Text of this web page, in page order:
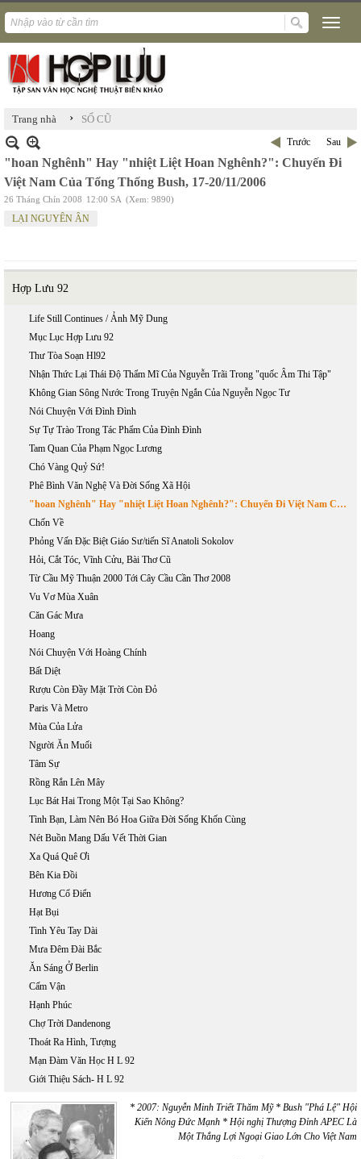
Trang nhà › SỐ CŨ
Trước Sau
"hoan Nghênh" Hay "nhiệt Liệt Hoan Nghênh?": Chuyến Đi
Việt Nam Của Tổng Thống Bush, 17-20/11/2006
26 Tháng Chín 2008 12:00 SA (Xem: 9890)
LẠI NGUYÊN ÂN
Hợp Lưu 92
Life Still Continues / Ảnh Mỹ Dung
Mục Lục Hợp Lưu 92
Thư Tòa Soạn Hl92
Nhận Thức Lại Thái Độ Thẩm Mĩ Của Nguyễn Trãi Trong "quốc Âm Thi Tập"
Không Gian Sông Nước Trong Truyện Ngắn Của Nguyễn Ngọc Tư
Nói Chuyện Với Đình Đình
Sự Tự Trào Trong Tác Phẩm Của Đình Đình
Tam Quan Của Phạm Ngọc Lương
Chó Vàng Quỷ Sứ!
Phê Bình Văn Nghệ Và Đời Sống Xã Hội
"hoan Nghênh" Hay "nhiệt Liệt Hoan Nghênh?": Chuyến Đi Việt Nam Của Tổng Thống Bush, 17-20/11/2006
Chốn Về
Phỏng Vấn Đặc Biệt Giáo Sư/tiến Sĩ Anatoli Sokolov
Hỏi, Cắt Tóc, Vĩnh Cửu, Bài Thơ Cũ
Từ Cầu Mỹ Thuận 2000 Tới Cây Cầu Cần Thơ 2008
Vu Vơ Mùa Xuân
Căn Gác Mưa
Hoang
Nói Chuyện Với Hoàng Chính
Bất Diệt
Rượu Còn Đầy Mặt Trời Còn Đỏ
Paris Và Metro
Mùa Của Lửa
Người Ăn Muối
Tâm Sự
Rồng Rắn Lên Mây
Lục Bát Hai Trong Một Tại Sao Không?
Tình Bạn, Làm Nên Bó Hoa Giữa Đời Sống Khốn Cùng
Nét Buồn Mang Dấu Vết Thời Gian
Xa Quá Quê Ơi
Bên Kia Đồi
Hương Cổ Điển
Hạt Bụi
Tình Yêu Tay Dài
Mưa Đêm Đài Bắc
Ăn Sáng Ở Berlin
Cấm Vận
Hạnh Phúc
Chợ Trời Dandenong
Thoát Ra Hình, Tượng
Mạn Đàm Văn Học H L 92
Giới Thiệu Sách- H L 92
* 2007: Nguyễn Minh Triết Thăm Mỹ * Bush "Phá Lệ" Hội
Kiến Nông Đức Mạnh * Hội nghị Thượng Đỉnh APEC Là
Một Thắng Lợi Ngoại Giao Lớn Cho Việt Nam